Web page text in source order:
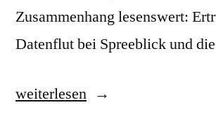
Zusammenhang lesenswert:
Datenflut bei Spreeblick und
„Computerwelt“
weiterlesen